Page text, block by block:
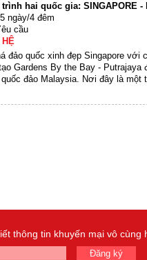
trình hai quốc gia: SINGAPORE -
ngày/4 đêm
cầu
HỆ
đảo quốc xinh đẹp Singapore với
Gardens By the Bay - Putrajaya
quốc đảo Malaysia. Nơi đây là một
thông tin khuyến mại vô cùng
Đăng ký